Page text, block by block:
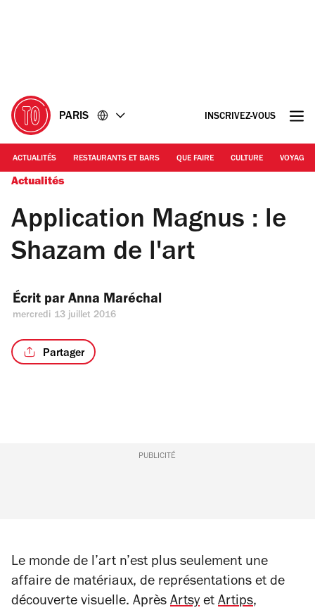
PARIS INSCRIVEZ-VOUS
ACTUALITÉS RESTAURANTS ET BARS QUE FAIRE CULTURE VOYAGE
Actualités
Application Magnus : le
Shazam de l'art
Écrit par Anna Maréchal
mercredi 13 juillet 2016
Partager
PUBLICITÉ
Le monde de l’art n’est plus seulement une
affaire de matériaux, de représentations et de
découverte visuelle. Après Artsyet Artips,